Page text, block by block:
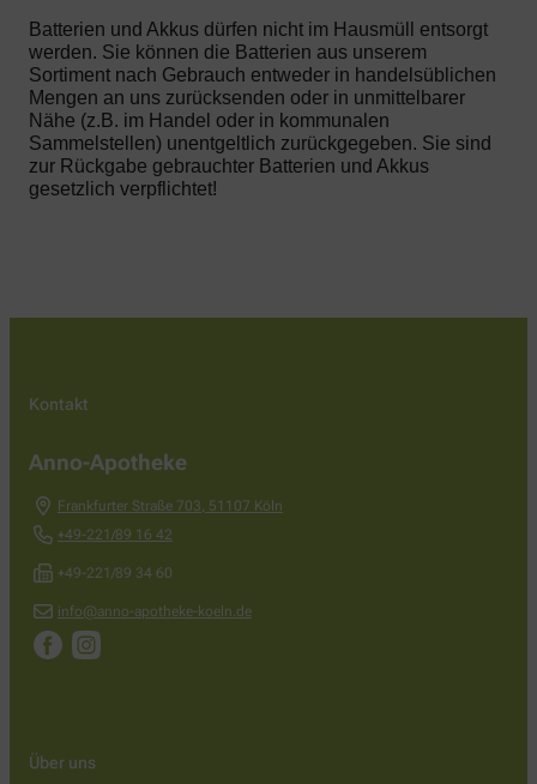
Batterien und Akkus dürfen nicht im Hausmüll entsorgt
werden. Sie können die Batterien aus unserem
Sortiment nach Gebrauch entweder in handelsüblichen
Mengen an uns zurücksenden oder in unmittelbarer
Nähe (z.B. im Handel oder in kommunalen
Sammelstellen) unentgeltlich zurückgegeben. Sie sind
zur Rückgabe gebrauchter Batterien und Akkus
gesetzlich verpflichtet!
Kontakt
Anno-Apotheke
Frankfurter Straße 703, 51107 Köln
+49-221/89 16 42
+49-221/89 34 60
info@anno-apotheke-koeln.de
Über uns